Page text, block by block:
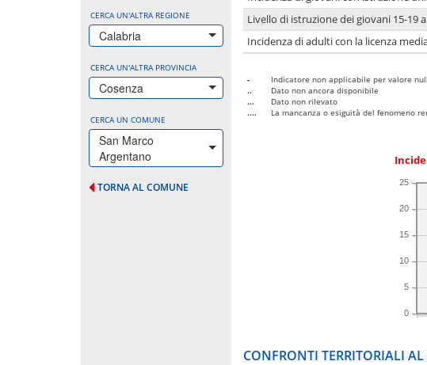
CERCA UN'ALTRA REGIONE
Calabria
CERCA UN'ALTRA PROVINCIA
Cosenza
CERCA UN COMUNE
San Marco
Argentano
TORNA AL COMUNE
Livello di istruzione dei giovani 15-19
Incidenza di adulti con la licenza
-
Indicatore non applicabile per valore
..
Dato non ancora disponibile
...
Dato non rilevato
....
La mancanza o esiguità del fenomeno
0
5
10
15
20
25
CONFRONTI TERRITORIALI AL